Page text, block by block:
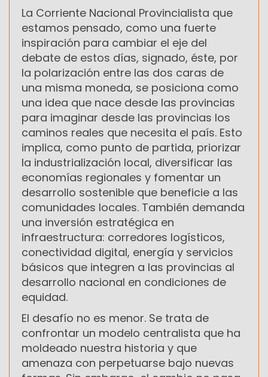
La Corriente Nacional Provincialista que
estamos pensado, como una fuerte
inspiración para cambiar el eje del
debate de estos días, signado, éste, por
la polarización entre las dos caras de
una misma moneda, se posiciona como
una idea que nace desde las provincias
para imaginar desde las provincias los
caminos reales que necesita el país. Esto
implica, como punto de partida, priorizar
la industrialización local, diversificar las
economías regionales y fomentar un
desarrollo sostenible que beneficie a las
comunidades locales. También demanda
una inversión estratégica en
infraestructura: corredores logísticos,
conectividad digital, energía y servicios
básicos que integren a las provincias al
desarrollo nacional en condiciones de
equidad.
El desafío no es menor. Se trata de
confrontar un modelo centralista que ha
moldeado nuestra historia y que
amenaza con perpetuarse bajo nuevas